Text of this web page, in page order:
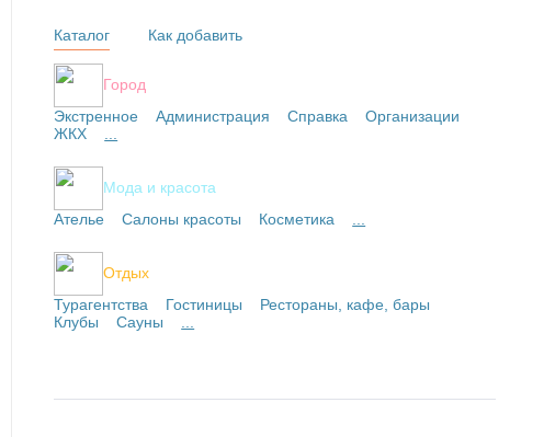
Каталог
Город
Экстренное
Администрация Справка
Организации
ЖКХ
Мода и красота
Ателье
Салоны красоты Косметика
Отдых
Турагентства
Гостиницы
Рестораны, кафе, бары
Клубы
Сауны
Как добавить